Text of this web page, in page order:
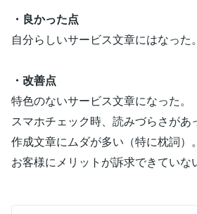
・良かった点
自分らしいサービス文章にはなった。
・改善点
特色のないサービス文章になった。
スマホチェック時、読みづらさがあ
作成文章にムダが多い（特に枕詞）。
お客様にメリットが訴求できていな